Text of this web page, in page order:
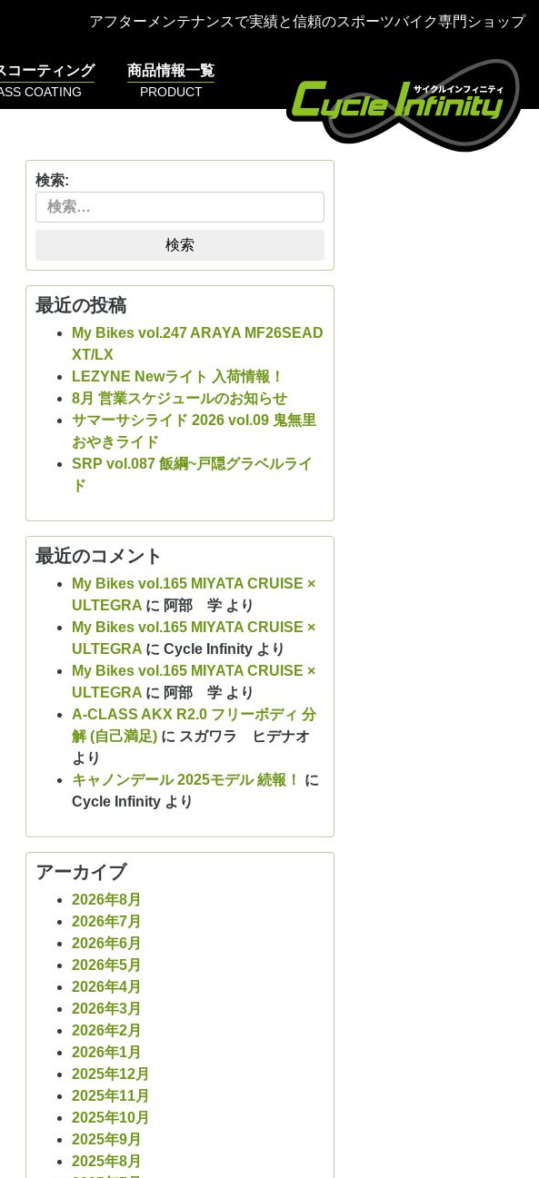
アフターメンテナンスで実績と信頼のスポーツバイク専門ショップ
コーティング
COATING
商品情報一覧
PRODUCT
検索:
検索
最近の投稿
My Bikes vol.247 ARAYA MF26SEAD
XT/LX
LEZYNE Newライト 入荷情報！
8月 営業スケジュールのお知らせ
サマーサシライド 2026 vol.09 鬼無里
おやきライド
SRP vol.087 飯綱~戸隠グラベルライ
ド
最近のコメント
My Bikes vol.165 MIYATA CRUISE ×
ULTEGRA に 阿部 学 より
My Bikes vol.165 MIYATA CRUISE ×
ULTEGRA にCycle Infinity より
My Bikes vol.165 MIYATA CRUISE ×
ULTEGRA に 阿部 学 より
A-CLASS AKX R2.0 フリーボディ 分
解 (自己満足) に スガワラ ヒデナオ
より
キャノンデール 2025モデル 続報！
に
Cycle Infinity より
アーカイブ
2026年8月
2026年7月
2026年6月
2026年5月
2026年4月
2026年3月
2026年2月
2026年1月
2025年12月
2025年11月
2025年10月
2025年9月
2025年8月